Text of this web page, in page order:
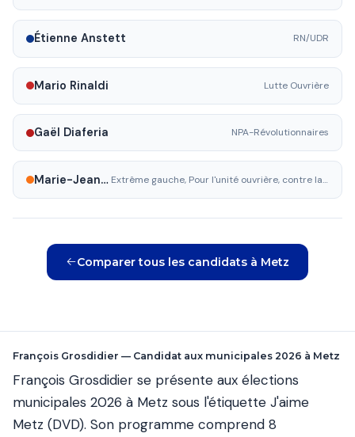
Étienne Anstett RN/UDR
Mario Rinaldi Lutte Ouvrière
Gaël Diaferia NPA-Révolutionnaires
Marie-Jeanne Becht Extrême gauche, Pour l'unité ouvrière, contre la guerre,soutenue pour le PT
Comparer tous les candidats à Metz
François Grosdidier — Candidat aux municipales 2026 à Metz
François Grosdidier se présente aux élections
municipales 2026 à Metz sous l'étiquette J'aime
Metz (DVD). Son programme comprend 8